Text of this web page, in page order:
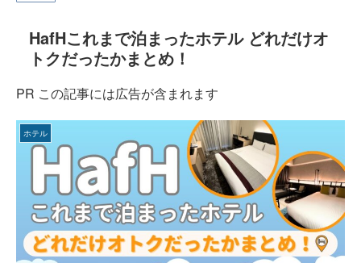
HafHこれまで泊まったホテル どれだけオ
トクだったかまとめ！
PR この記事には広告が含まれます
ホテル